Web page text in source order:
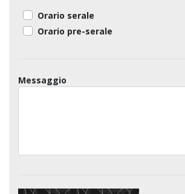
Orario serale
Orario pre-serale
Messaggio